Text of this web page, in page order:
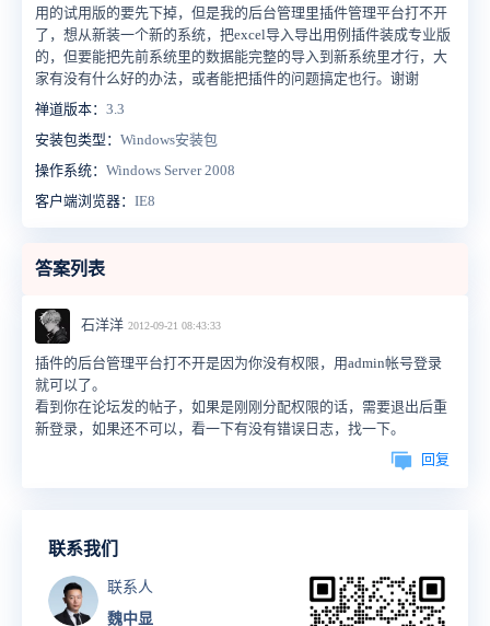
用的试用版的要先下掉，但是我的后台管理里插件管理平台打不开
了，想从新装一个新的系统，把excel导入导出用例插件装成专业版
的，但要能把先前系统里的数据能完整的导入到新系统里才行，大
家有没有什么好的办法，或者能把插件的问题搞定也行。谢谢
禅道版本： 3.3
安装包类型： Windows安装包
操作系统： Windows Server 2008
客户端浏览器： IE8
答案列表
石洋洋 2012-09-21 08:43:33
插件的后台管理平台打不开是因为你没有权限，用admin帐号登录
就可以了。
看到你在论坛发的帖子，如果是刚刚分配权限的话，需要退出后重
新登录，如果还不可以，看一下有没有错误日志，找一下。
回复
联系我们
联系人
魏中显